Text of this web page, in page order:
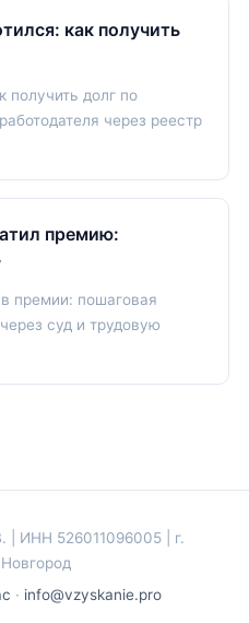
как получить
получить долг по
через реестр
премию:
премии: пошаговая
суд и трудовую
ИНН 526011096005 | г.
· info@vzyskanie.pro